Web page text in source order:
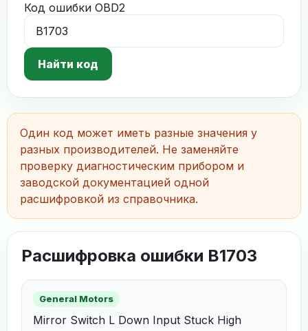
Код ошибки OBD2
Найти код
Один код может иметь разные значения у
разных производителей. Не заменяйте
проверку диагностическим прибором и
заводской документацией одной
расшифровкой из справочника.
Расшифровка ошибки B1703
General Motors
Mirror Switch L Down Input Stuck High